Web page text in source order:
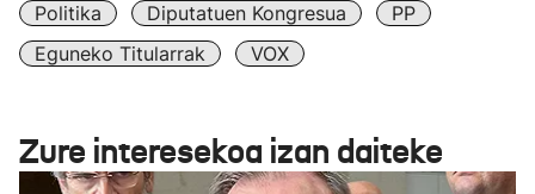
Politika Diputatuen Kongresua
PP
Eguneko Titularrak
VOX
Zure interesekoa izan daiteke